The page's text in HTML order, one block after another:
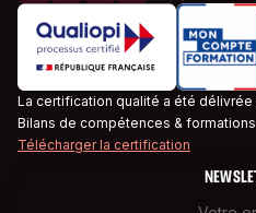
La certification qualité a été
Bilans de compétences &
Télécharger la certification